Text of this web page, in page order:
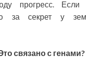
прогресс. Если
за секрет у
связано с генами?